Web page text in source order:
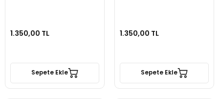
1.350,00 TL
Sepete Ekle
1.350,00 TL
Sepete Ekle